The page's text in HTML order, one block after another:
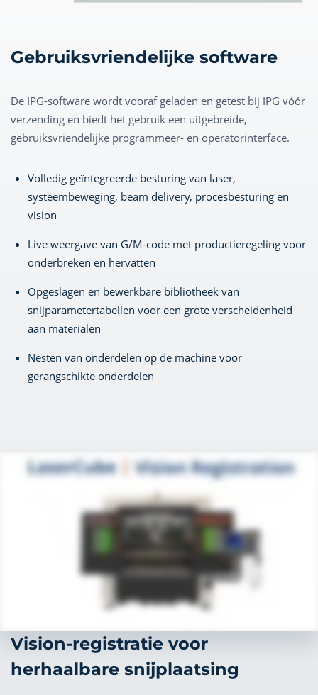
Gebruiksvriendelijke software
De IPG-software wordt vooraf geladen en getest bij IPG vóór
verzending en biedt het gebruik een uitgebreide,
gebruiksvriendelijke programmeer- en operatorinterface.
Volledig geïntegreerde besturing van laser,
systeembeweging, beam delivery, procesbesturing en
vision
Live weergave van G/M-code met productieregeling voor
onderbreken en hervatten
Opgeslagen en bewerkbare bibliotheek van
snijparametertabellen voor een grote verscheidenheid
aan materialen
Nesten van onderdelen op de machine voor
gerangschikte onderdelen
Vision-registratie voor
herhaalbare snijplaatsing